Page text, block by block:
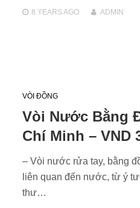
8 YEARSAGO ADMIN
VÒI ĐỒNG
Vòi Nước Bằng
Chí Minh – VND
– Vòi nước rửa tay, bằng
liên quan đến nước, từ ý
thư…